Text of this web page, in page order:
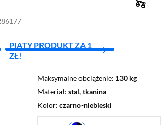
PIĄTY PRODUKT ZA 1
ZŁ!
Maksymalne obciążenie 130 kg
Materiał stal, tkanina
Kolor czarno-niebieski